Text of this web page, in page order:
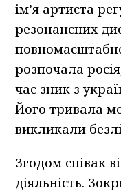
ім’я артиста
резонансних
розпочала
час зник з
Його тривала
викликали
Згодом співак
діяльність.